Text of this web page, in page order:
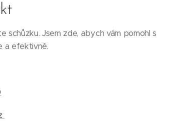
Jsem zde, abych vám pomohl s
a efektivně.